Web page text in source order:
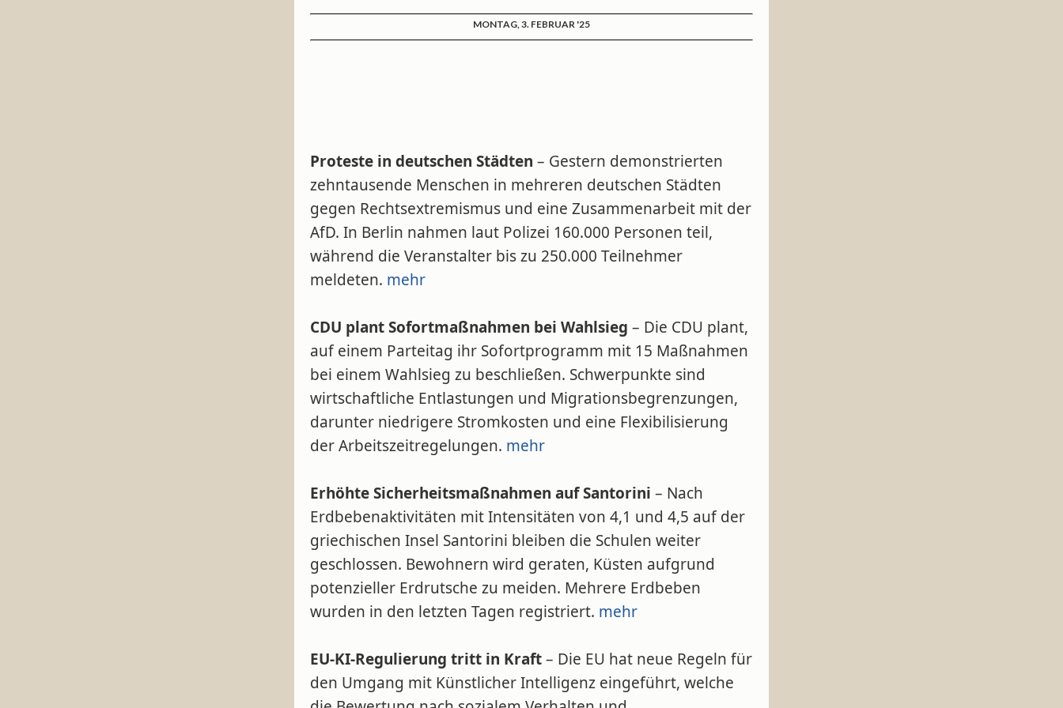
MONTAG, 3. FEBRUAR '25
Proteste in deutschen Städten – Gestern demonstrierten
zehntausende Menschen in mehreren deutschen Städten
gegen Rechtsextremismus und eine Zusammenarbeit mit der
AfD. In Berlin nahmen laut Polizei 160.000 Personen teil,
während die Veranstalter bis zu 250.000 Teilnehmer
meldeten. mehr
CDU plant Sofortmaßnahmen bei Wahlsieg – Die CDU plant,
auf einem Parteitag ihr Sofortprogramm mit 15 Maßnahmen
bei einem Wahlsieg zu beschließen. Schwerpunkte sind
wirtschaftliche Entlastungen und Migrationsbegrenzungen,
darunter niedrigere Stromkosten und eine Flexibilisierung
der Arbeitszeitregelungen. mehr
Erhöhte Sicherheitsmaßnahmen auf Santorini – Nach
Erdbebenaktivitäten mit Intensitäten von 4,1 und 4,5 auf der
griechischen Insel Santorini bleiben die Schulen weiter
geschlossen. Bewohnern wird geraten, Küsten aufgrund
potenzieller Erdrutsche zu meiden. Mehrere Erdbeben
wurden in den letzten Tagen registriert. mehr
EU-KI-Regulierung tritt in Kraft– Die EU hat neue Regeln für
den Umgang mit Künstlicher Intelligenz eingeführt, welche